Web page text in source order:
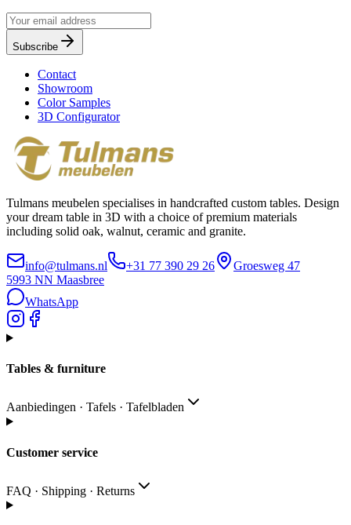
Subscribe
Contact
Showroom
Color Samples
3D Configurator
Tulmans meubelen specialises in handcrafted custom tables. Design
your dream table in 3D with a choice of premium materials
including solid oak, walnut, ceramic and granite.
info@tulmans.nl +31 77 390 29 26
Groesweg 47
5993 NN Maasbree
WhatsApp
Tables & furniture
Aanbiedingen · Tafels · Tafelbladen
Customer service
FAQ · Shipping · Returns